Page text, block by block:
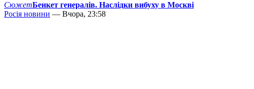
СюжетБенкет генералів. Наслідки вибуху в Москві
Росія новини — Вчора, 23:58